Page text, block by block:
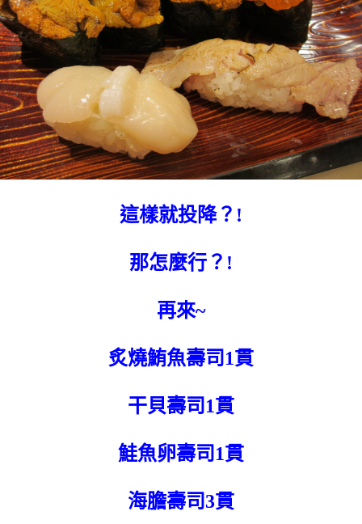
這樣就投降？!
那怎麼行？!
再來~
炙燒鮪魚壽司1貫
干貝壽司1貫
鮭魚卵壽司1貫
海膽壽司3貫